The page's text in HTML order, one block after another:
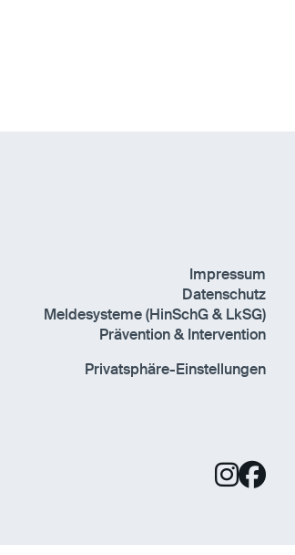
Impressum
Datenschutz
Meldesysteme (HinSchG & LkSG)
Prävention & Intervention
Privatsphäre-Einstellungen